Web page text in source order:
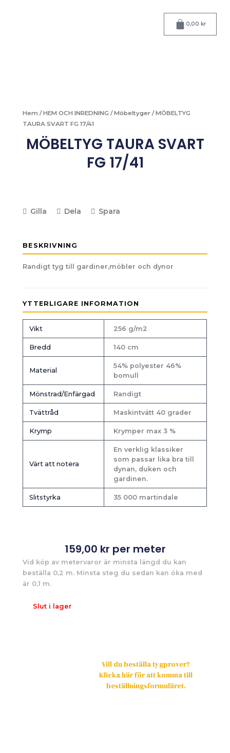
0,00 kr
Varukorg
Hem /HEM OCH INREDNING /Möbeltyger / MÖBELTYG
TAURA SVART FG 17/41
MÖBELTYG TAURA SVART
FG 17/41
Gilla Dela Spara
BESKRIVNING
Randigt tyg till gardiner,möbler och dynor
YTTERLIGARE INFORMATION
Vikt 256 g/m2
Bredd 140 cm
Material
54% polyester 46%
bomull
Mönstrad/Enfärgad Randigt
Tvättråd Maskintvätt 40 grader
Krymp Krymper max 3 %
Värt att notera
En verklig klassiker
som passar lika bra till
dynan, duken och
gardinen.
Slitstyrka 35 000 martindale
159,00 kr per meter
Vid köp av metervaror är minsta längd du kan
beställa 0,2 m. Minsta steg du sedan kan öka med
är 0,1 m.
Slut i lager
Vill du beställa tygprover?
Klicka här för att komma till
beställningsformuläret.